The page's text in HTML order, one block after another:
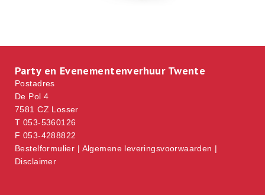
Party en Evenementenverhuur Twente
Postadres
De Pol 4
7581 CZ Losser
T 053-5360126
F 053-4288822
Bestelformulier | Algemene leveringsvoorwaarden |
Disclaimer